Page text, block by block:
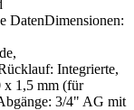
DatenDimensionen:
Integrierte,
x 1,5 mm (für
3/4" AG mit